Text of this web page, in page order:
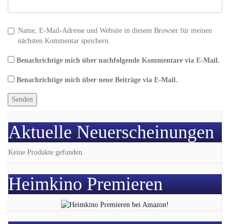
Name, E-Mail-Adresse und Website in diesem Browser für meinen
nächsten Kommentar speichern.
Benachrichtige mich über nachfolgende Kommentare via E-Mail.
Benachrichtige mich über neue Beiträge via E-Mail.
Aktuelle Neuerscheinungen
Keine Produkte gefunden.
Heimkino Premieren